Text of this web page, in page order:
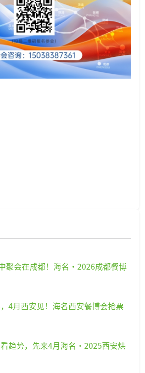
聚会在成都！海名·2026成都餐博
4月西安见！海名西安餐博会抢票
趋势，先来4月海名·2025西安烘